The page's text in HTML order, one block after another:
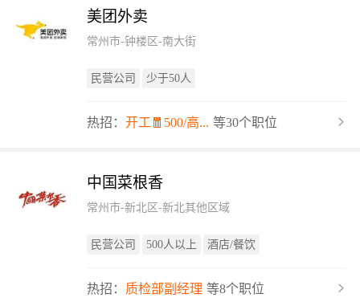
美团外卖
常州市-钟楼区-南大街
民营公司 少于50人
热招： 开工🧧500/高... 等30个职位
中国菜根香
常州市-新北区-新北其他区域
民营公司 500人以上 酒店/餐饮
热招： 质检部副经理 等8个职位